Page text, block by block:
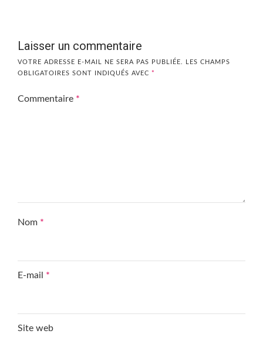
Laisser un commentaire
VOTRE ADRESSE E-MAIL NE SERA PAS PUBLIÉE.
LES CHAMPS
OBLIGATOIRES SONT INDIQUÉS AVEC *
Commentaire *
Nom *
E-mail *
Site web